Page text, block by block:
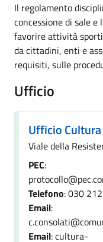
Il regolamento
concessione di sale
favorire attività
da cittadini, enti e
requisiti, sulle
Ufficio
Ufficio Cultura
Viale della
PEC:
Telefono: 030
Email:
Email: cultura-